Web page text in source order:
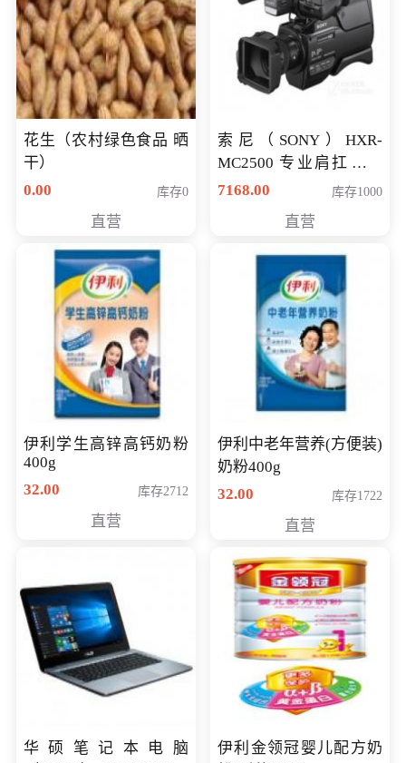
花生（农村绿色食品 晒
干）
0.00
库存0
直营
索尼（SONY）HXR-
MC2500 专业肩扛式存
储卡全高清摄录一体机
清入门级摄像机
7168.00 库存1000
直营
伊利学生高锌高钙奶粉
400g
32.00
库存2712
直营
伊利中老年营养(方便装)
奶粉400g
32.00
库存1722
直营
华硕笔记本电脑
伊利金领冠婴儿配方奶